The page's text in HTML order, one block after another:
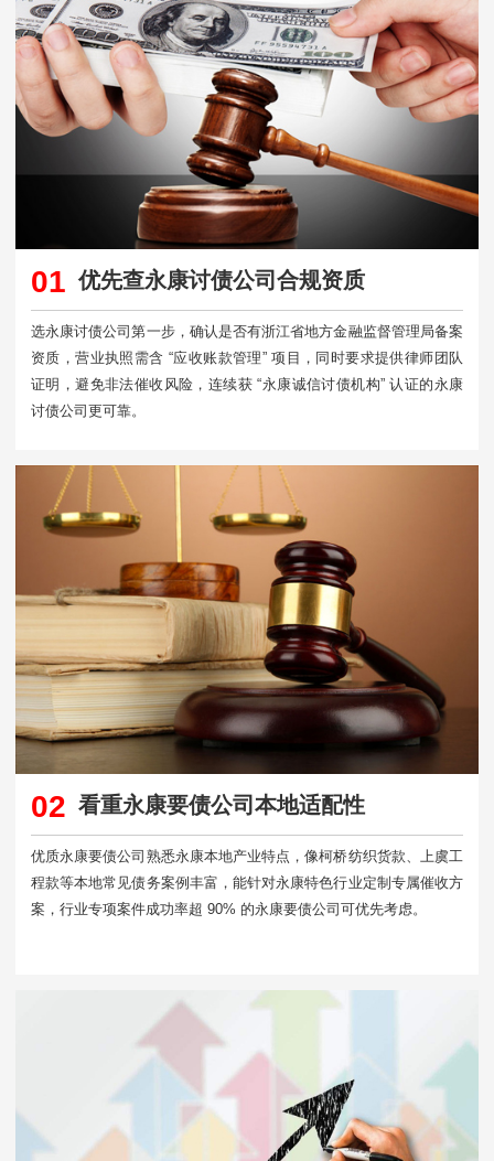
01 优先查永康讨债公司合规资质
选永康讨债公司第一步，确认是否有浙江省地方金融监督管理局备案
资质，营业执照需含 “应收账款管理” 项目，同时要求提供律师团队
证明，避免非法催收风险，连续获 “永康诚信讨债机构” 认证的永康
讨债公司更可靠。​
02 看重永康要债公司本地适配性
优质永康要债公司熟悉永康本地产业特点，像柯桥纺织货款、上虞工
程款等本地常见债务案例丰富，能针对永康特色行业定制专属催收方
案，行业专项案件成功率超 90% 的永康要债公司可优先考虑。